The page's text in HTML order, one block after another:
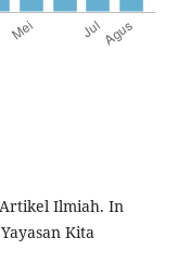
Ilmiah. In
Kita